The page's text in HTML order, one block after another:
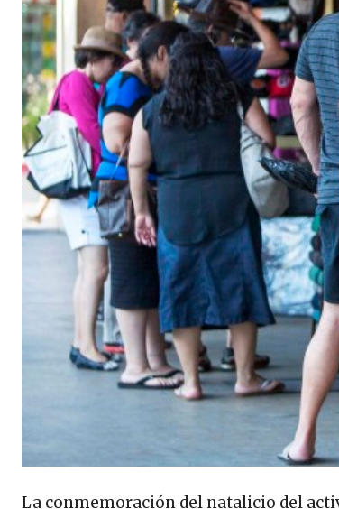
La conmemoración del natalicio del